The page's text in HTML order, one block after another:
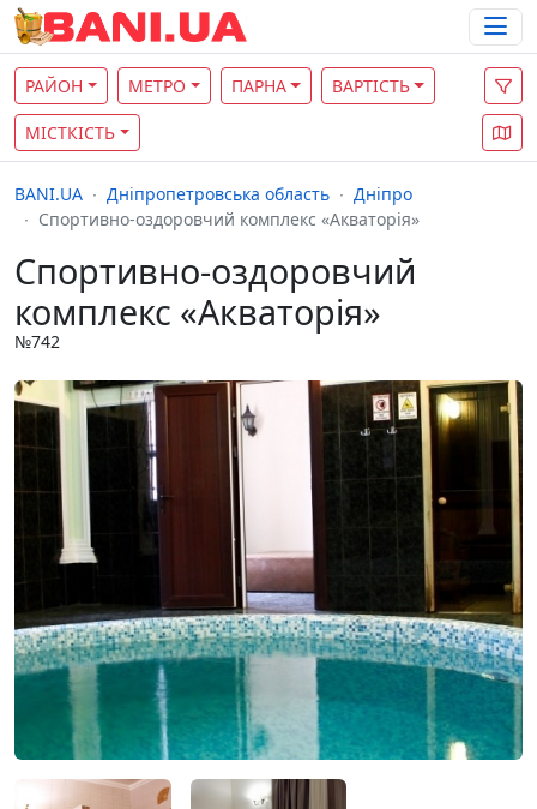
РАЙОН МЕТРО ПАРНА ВАРТІСТЬ
МІСТКІСТЬ
BANI.UA Дніпропетровська область
Дніпро
Спортивно-оздоровчий комплекс «Акваторiя»
Спортивно-оздоровчий
комплекс «Акваторiя»
№742